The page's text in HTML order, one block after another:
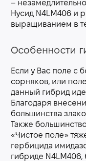
–
Нусид N4LM406 и
выращиванием в
Особенности
Если у Вас поле с
сорняков, или
данный гибрид
Благодаря
большинства
Также
«Чистое поле»
гербицида
гибриде N4LM406,